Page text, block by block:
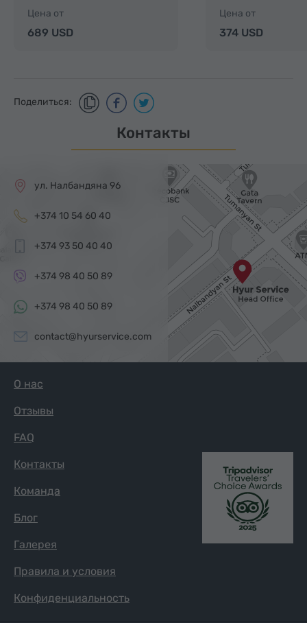
Цена от
689 USD
Цена от
374 USD
Поделиться:
Контакты
ул. Налбандяна 96
+374 10 54 60 40
+374 93 50 40 40
+374 98 40 50 89
+374 98 40 50 89
contact@hyurservice.com
О нас
Отзывы
FAQ
Контакты
Команда
Блог
Галерея
Правила и условия
Конфиденциальность